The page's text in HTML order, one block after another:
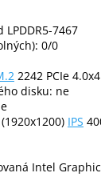
LPDDR5-7467
0/0
2242 PCIe
disku: ne
IPS
Intel